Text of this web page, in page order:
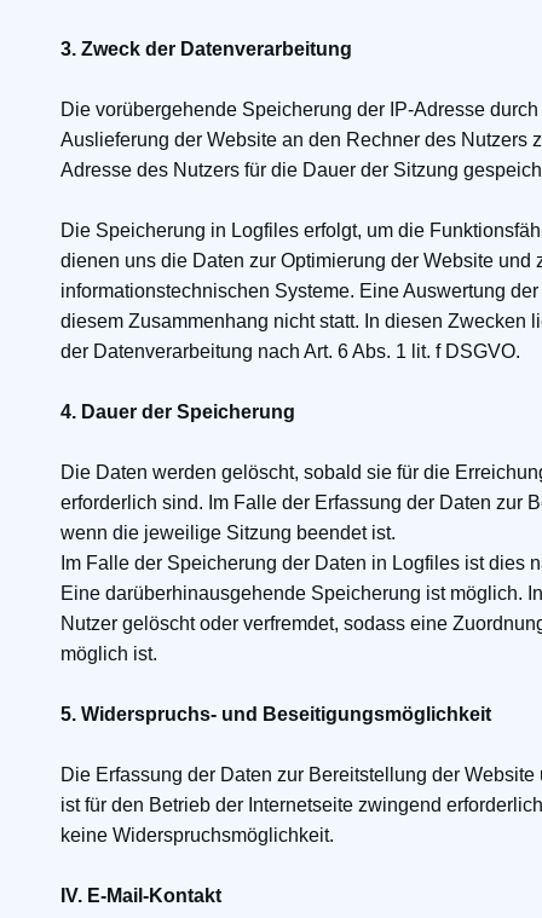
3. Zweck der Datenverarbeitung
Die vorübergehende Speicherung der IP-Adresse
Auslieferung der Website an den Rechner des Nutzers
Adresse des Nutzers für die Dauer der Sitzung
Die Speicherung in Logfiles erfolgt, um die
dienen uns die Daten zur Optimierung der Website
informationstechnischen Systeme. Eine Auswertung
diesem Zusammenhang nicht statt. In diesen Zwecken
der Datenverarbeitung nach Art. 6 Abs. 1 lit. f DSGVO.
4. Dauer der Speicherung
Die Daten werden gelöscht, sobald sie für die
erforderlich sind. Im Falle der Erfassung der Daten zur
wenn die jeweilige Sitzung beendet ist.
Im Falle der Speicherung der Daten in Logfiles ist dies
Eine darüberhinausgehende Speicherung ist möglich.
Nutzer gelöscht oder verfremdet, sodass eine
möglich ist.
5. Widerspruchs- und Beseitigungsmöglichkeit
Die Erfassung der Daten zur Bereitstellung der
ist für den Betrieb der Internetseite zwingend
keine Widerspruchsmöglichkeit.
IV. E-Mail-Kontakt